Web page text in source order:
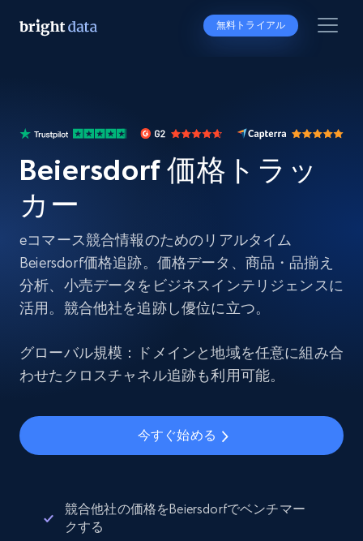
無料トライアル
Beiersdorf 価格トラッ
カー
eコマース競合情報のためのリアルタイム
Beiersdorf価格追跡。価格データ、商品・品揃え
分析、小売データをビジネスインテリジェンスに
活用。競合他社を追跡し優位に立つ。
グローバル規模：ドメインと地域を任意に組み合
わせたクロスチャネル追跡も利用可能。
今すぐ始める
競合他社の価格をBeiersdorfでベンチマー
クする